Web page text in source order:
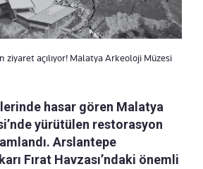
ziyaret açılıyor! Malatya Arkeoloji Müzesi
hasar gören Malatya
yürütülen restorasyon
Arslantepe
Fırat Havzası’ndaki önemli